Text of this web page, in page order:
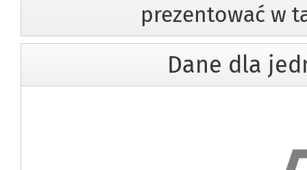
prezentować w
Dane dla